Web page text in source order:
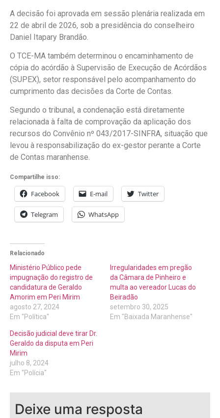
A decisão foi aprovada em sessão plenária realizada em
22 de abril de 2026, sob a presidência do conselheiro
Daniel Itapary Brandão.
O TCE-MA também determinou o encaminhamento de
cópia do acórdão à Supervisão de Execução de Acórdãos
(SUPEX), setor responsável pelo acompanhamento do
cumprimento das decisões da Corte de Contas.
Segundo o tribunal, a condenação está diretamente
relacionada à falta de comprovação da aplicação dos
recursos do Convênio nº 043/2017-SINFRA, situação que
levou à responsabilização do ex-gestor perante a Corte
de Contas maranhense.
Compartilhe isso:
Facebook E-mail Twitter
Telegram WhatsApp
Relacionado
Ministério Público pede
impugnação do registro de
candidatura de Geraldo
Amorim em Peri Mirim
agosto 27, 2024
Em "Política"
Irregularidades em pregão
da Câmara de Pinheiro e
multa ao vereador Lucas do
Beiradão
setembro 30, 2025
Em "Baixada Maranhense"
Decisão judicial deve tirar Dr.
Geraldo da disputa em Peri
Mirim
julho 8, 2024
Em "Polícia"
Deixe uma resposta